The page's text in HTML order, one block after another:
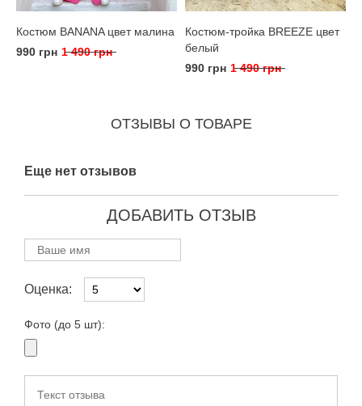
Костюм BANANA цвет малина
990 грн 1 490 грн
Костюм-тройка BREEZE цвет
белый
990 грн 1 490 грн
ОТЗЫВЫ О ТОВАРЕ
Еще нет отзывов
ДОБАВИТЬ ОТЗЫВ
Оценка:
Фото (до 5 шт):